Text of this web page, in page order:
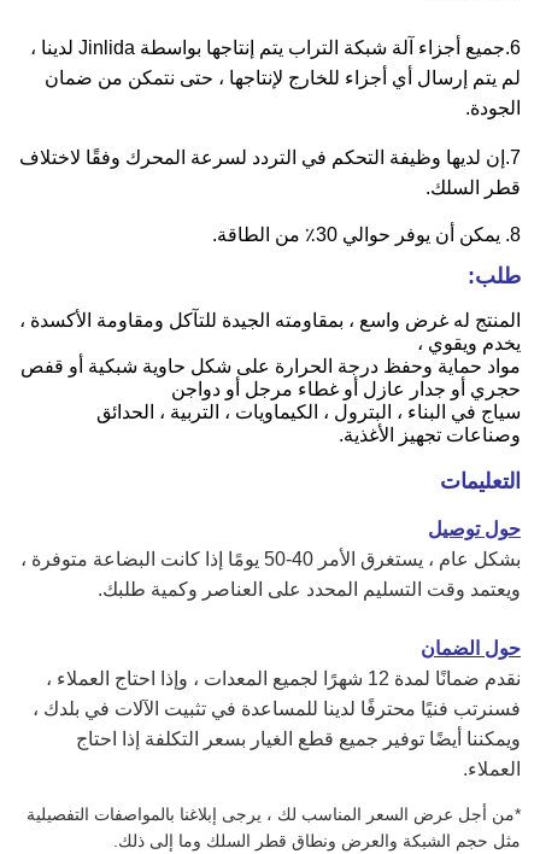
6.جميع أجزاء آلة شبكة التراب يتم إنتاجها بواسطة Jinlida لدينا ،
لم يتم إرسال أي أجزاء للخارج لإنتاجها ، حتى نتمكن من ضمان
الجودة.
7.إن لديها وظيفة التحكم في التردد لسرعة المحرك وفقًا لاختلاف
قطر السلك.
8. يمكن أن يوفر حوالي 30٪ من الطاقة.
طلب:
المنتج له غرض واسع ، بمقاومته الجيدة للتآكل ومقاومة الأكسدة ،
يخدم ويقوي ،
مواد حماية وحفظ درجة الحرارة على شكل حاوية شبكية أو قفص
حجري أو جدار عازل أو غطاء مرجل أو دواجن
سياج في البناء ، البترول ، الكيماويات ، التربية ، الحدائق
وصناعات تجهيز الأغذية.
التعليمات
حولتوصيل
بشكل عام ، يستغرق الأمر 40-50 يومًا إذا كانت البضاعة متوفرة ،
ويعتمد وقت التسليم المحدد على العناصر وكمية طلبك.
حول الضمان
نقدم ضمانًا لمدة 12 شهرًا لجميع المعدات ، وإذا احتاج العملاء ،
فسنرتب فنيًا محترفًا لدينا للمساعدة في تثبيت الآلات في بلدك ،
ويمكننا أيضًا توفير جميع قطع الغيار بسعر التكلفة إذا احتاج
العملاء.
من أجل عرض السعر المناسب لك ، يرجى إبلاغنا بالمواصفات التفصيلية
مثل حجم الشبكة والعرض ونطاق قطر السلك وما إلى ذلك.